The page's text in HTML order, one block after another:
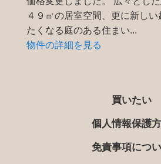
４９㎡の居室空間、更に新し
たくなる庭のある住まい...
物件の詳細を見る
買いたい
個人情報保護
免責事項につ